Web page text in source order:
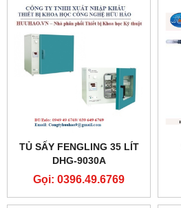
TỦ SẤY FENGLING 35 LÍT
DHG-9030A
Gọi: 0396.49.6769